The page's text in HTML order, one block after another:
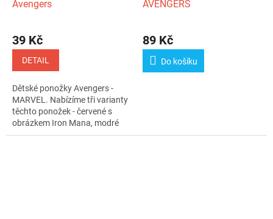
Avengers
39 Kč
DETAIL
Dětské ponožky Avengers -
MARVEL. Nabízíme tři varianty
těchto ponožek - červené s
obrázkem Iron Mana, modré
s...
AVENGERS
89 Kč
Do košíku